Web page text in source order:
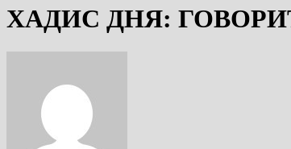
ХАДИС ДНЯ: